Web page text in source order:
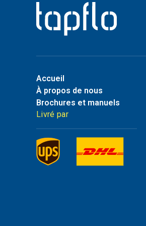
Accueil
À propos de nous
Brochures et manuels
Livré par